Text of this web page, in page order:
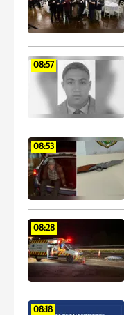
08:57
08:53
08:28
08:18